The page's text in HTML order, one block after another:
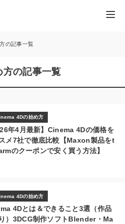
の記事一覧
の記事一覧
4Dの始め方
年4月最新】Cinema 4Dの価格を
メ7社で徹底比較【Maxon製品をt
のクーポンで安く買う方法】
4Dの始め方
4Dとは＆できること3選（作品
）3DCG制作ソフトBlender・Ma